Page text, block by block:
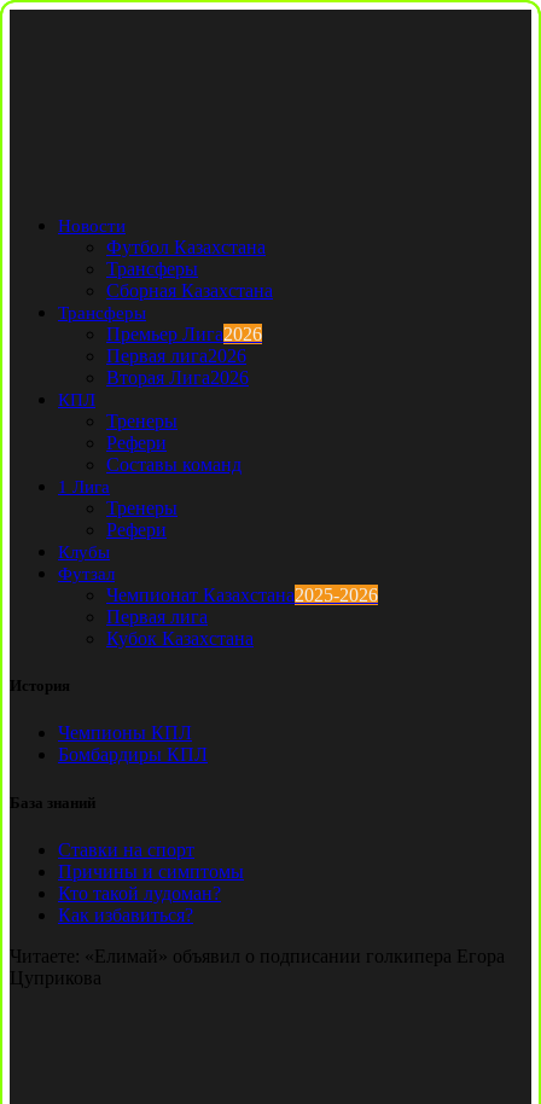
Новости
Футбол Казахстана
Трансферы
Сборная Казахстана
Трансферы
Премьер Лига2026
Первая лига2026
Вторая Лига2026
КПЛ
Тренеры
Рефери
Составы команд
1 Лига
Тренеры
Рефери
Клубы
Футзал
Чемпионат Казахстана2025-2026
Первая лига
Кубок Казахстана
История
Чемпионы КПЛ
Бомбардиры КПЛ
База знаний
Ставки на спорт
Причины и симптомы
Кто такой лудоман?
Как избавиться?
Читаете: «Елимай» объявил о подписании голкипера Егора
Цуприкова